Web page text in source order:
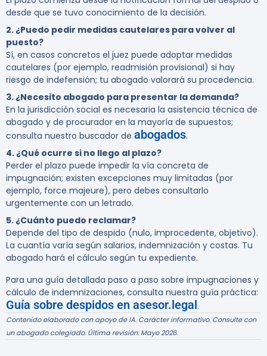
desde que se tuvo conocimiento de la decisión.
2. ¿Puedo pedir medidas cautelares para volver al
puesto?
Sí, en casos concretos el juez puede adoptar medidas
cautelares (por ejemplo, readmisión provisional) si hay
riesgo de indefensión; tu abogado valorará su procedencia.
3. ¿Necesito abogado para presentar la demanda?
En la jurisdicción social es necesaria la asistencia técnica de
abogado y de procurador en la mayoría de supuestos;
consulta nuestro buscador de abogados.
4. ¿Qué ocurre si no llego al plazo?
Perder el plazo puede impedir la vía concreta de
impugnación; existen excepciones muy limitadas (por
ejemplo, force majeure), pero debes consultarlo
urgentemente con un letrado.
5. ¿Cuánto puedo reclamar?
Depende del tipo de despido (nulo, improcedente, objetivo).
La cuantía varía según salarios, indemnización y costas. Tu
abogado hará el cálculo según tu expediente.
Para una guía detallada paso a paso sobre impugnaciones y
cálculo de indemnizaciones, consulta nuestra guía práctica:
Guía sobre despidos en asesor.legal.
Contenido elaborado con apoyo de IA. Carácter informativo. Consulte con
un abogado colegiado. Última revisión: Mayo 2026.